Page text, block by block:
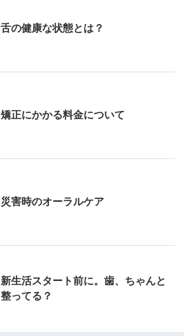
舌の健康な状態とは？
矯正にかかる料金について
災害時のオーラルケア
新生活スタート前に。歯、ちゃんと
整ってる？